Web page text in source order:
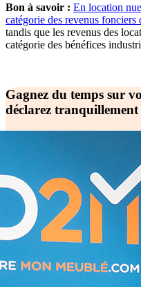
Bon à savoir : En location
catégorie des revenus
tandis que les revenus des
catégorie des bénéfices
Gagnez du temps sur
déclarez